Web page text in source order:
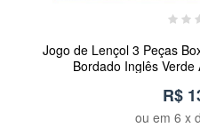
Jogo de Lençol 3 Peças
Bordado Inglês
R$
ou em 6 x